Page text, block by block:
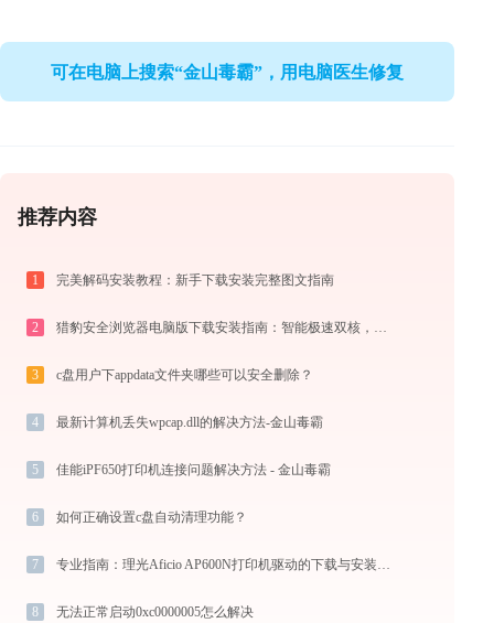
可在电脑上搜索“金山毒霸”，用电脑医生修复
推荐内容
1 完美解码安装教程：新手下载安装完整图文指南
2 猎豹安全浏览器电脑版下载安装指南：智能极速双核，畅享安全无弹窗上网体验
3 c盘用户下appdata文件夹哪些可以安全删除？
4 最新计算机丢失wpcap.dll的解决方法-金山毒霸
5 佳能iPF650打印机连接问题解决方法 - 金山毒霸
6 如何正确设置c盘自动清理功能？
7 专业指南：理光Aficio AP600N打印机驱动的下载与安装步骤详解
8 无法正常启动0xc0000005怎么解决